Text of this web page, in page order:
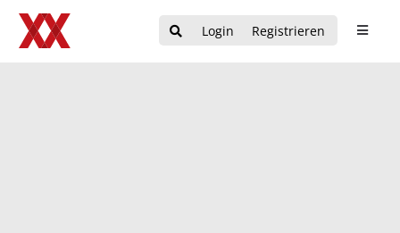
Login Registrieren